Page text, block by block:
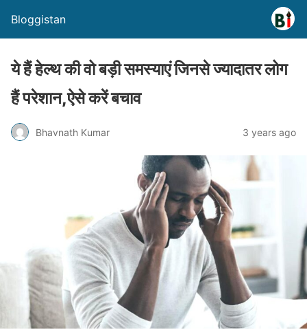
Bloggistan
ये हैं हेल्थ की वो बड़ी समस्याएं जिनसे ज्यादातर लोग
हैं परेशान,ऐसे करें बचाव
Bhavnath Kumar 3 years ago